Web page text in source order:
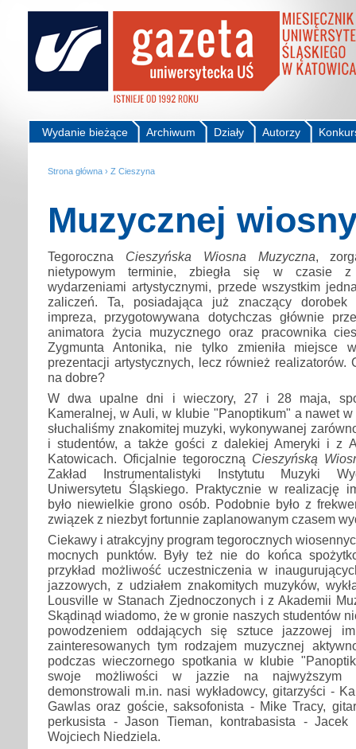
Autorzy
Działy
Archiwum
Wydanie bieżące
Strona główna › Z Cieszyna
Muzycznej
Tegoroczna Cieszyńska Wiosna Muzyczna ,
nietypowym terminie, zbiegła się w czasie z
wydarzeniami artystycznymi, przede wszystkim
zaliczeń. Ta, posiadająca już znaczący
impreza, przygotowywana dotychczas głównie
animatora życia muzycznego oraz pracownika
Zygmunta Antonika, nie tylko zmieniła miejsce
prezentacji artystycznych, lecz również realizatorów.
na dobre?
W dwa upalne dni i wieczory, 27 i 28 maja,
Kameralnej, w Auli, w klubie "Panoptikum" a nawet
słuchaliśmy znakomitej muzyki, wykonywanej
i studentów, a także gości z dalekiej Ameryki i z
Katowicach. Oficjalnie tegoroczną Cieszyńską
Zakład Instrumentalistyki Instytutu Muzyki
Uniwersytetu Śląskiego. Praktycznie w realizację
było niewielkie grono osób. Podobnie było z
związek z niezbyt fortunnie zaplanowanym czasem
Ciekawy i atrakcyjny program tegorocznych
mocnych punktów. Były też nie do końca
przykład możliwość uczestniczenia w
jazzowych, z udziałem znakomitych muzyków,
Lousville w Stanach Zjednoczonych i z Akademii
Skądinąd wiadomo, że w gronie naszych studentów
powodzeniem oddających się sztuce jazzowej
zainteresowanych tym rodzajem muzycznej
podczas wieczornego spotkania w klubie
swoje możliwości w jazzie na najwyższym
demonstrowali m.in. nasi wykładowcy, gitarzyści -
Gawlas oraz goście, saksofonista - Mike Tracy,
perkusista - Jason Tieman, kontrabasista -
Wojciech Niedziela.